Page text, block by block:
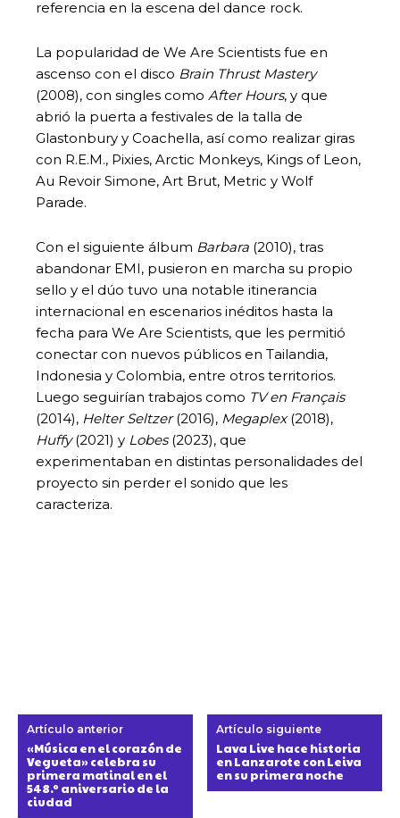
referencia en la escena del dance rock.
La popularidad de We Are Scientists fue en
ascenso con el disco Brain Thrust Mastery
(2008), con singles como After Hours, y que
abrió la puerta a festivales de la talla de
Glastonbury y Coachella, así como realizar giras
con R.E.M., Pixies, Arctic Monkeys, Kings of Leon,
Au Revoir Simone, Art Brut, Metric y Wolf
Parade.
Con el siguiente álbum Barbara (2010), tras
abandonar EMI, pusieron en marcha su propio
sello y el dúo tuvo una notable itinerancia
internacional en escenarios inéditos hasta la
fecha para We Are Scientists, que les permitió
conectar con nuevos públicos en Tailandia,
Indonesia y Colombia, entre otros territorios.
Luego seguirían trabajos como TV en Français
(2014), Helter Seltzer(2016), Megaplex(2018),
Huffy(2021) y Lobes(2023), que
experimentaban en distintas personalidades del
proyecto sin perder el sonido que les
caracteriza.
Artículo anterior
«Música en el corazón de
Vegueta» celebra su
primera matinal en el
548.º aniversario de la
ciudad
Artículo siguiente
Lava Live hace historia
en Lanzarote con Leiva
en su primera noche